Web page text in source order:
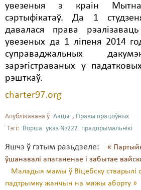
увезеныя з краін
сэртыфікатаў. Да 1
давалася права
увезеных да 1 ліпеня 2014
суправаджальных
зарэгістраваных у
рэшткаў.
charter97.org
Апублікавана ў Акцыі , Правы працоўных
Тэгі: Ворша указ №222 прадпрымальнікі
Яшчэ ў гэтым разьдзеле:
«
ўшанавалі апаганенае і забытае
Маладыя мамы ў Віцебску стварылі
падтрымку жанчын на мяжы аборту »